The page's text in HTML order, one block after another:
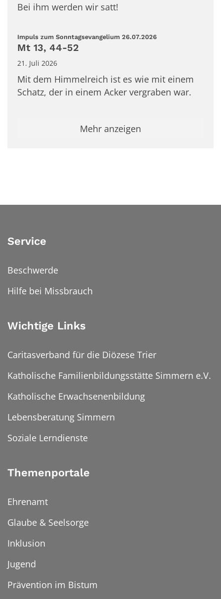
Bei ihm werden wir satt!
Impuls zum Sonntagsevangelium 26.07.2026:
Mt 13, 44-52
21. Juli 2026
Mit dem Himmelreich ist es wie mit einem
Schatz, der in einem Acker vergraben war.
Mehr anzeigen
Service
Beschwerde
Hilfe bei Missbrauch
Wichtige Links
Caritasverband für die Diözese Trier
Katholische Familienbildungsstätte Simmern e.V.
Katholische Erwachsenenbildung
Lebensberatung Simmern
Soziale Lerndienste
Themenportale
Ehrenamt
Glaube & Seelsorge
Inklusion
Jugend
Prävention im Bistum